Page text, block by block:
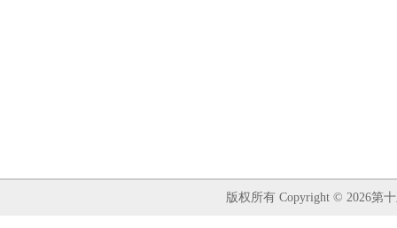
版权所有 Copyright © 2026第